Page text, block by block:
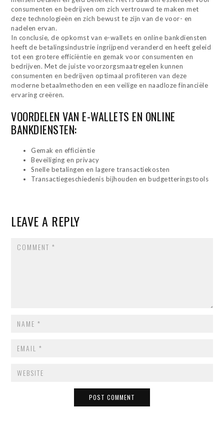
consumenten en bedrijven om zich vertrouwd te maken met
deze technologieën en zich bewust te zijn van de voor- en
nadelen ervan.
In conclusie, de opkomst van e-wallets en online bankdiensten
heeft de betalingsindustrie ingrijpend veranderd en heeft geleid
tot een grotere efficiëntie en gemak voor consumenten en
bedrijven. Met de juiste voorzorgsmaatregelen kunnen
consumenten en bedrijven optimaal profiteren van deze
moderne betaalmethoden en een veilige en naadloze financiële
ervaring creëren.
VOORDELEN VAN E-WALLETS EN ONLINE
BANKDIENSTEN:
Gemak en efficiëntie
Beveiliging en privacy
Snelle betalingen en lagere transactiekosten
Transactiegeschiedenis bijhouden en budgetteringstools
LEAVE A REPLY